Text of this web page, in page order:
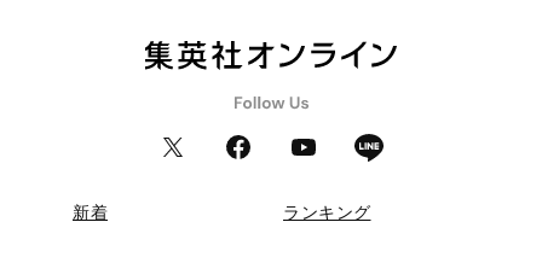
新着 ランキング